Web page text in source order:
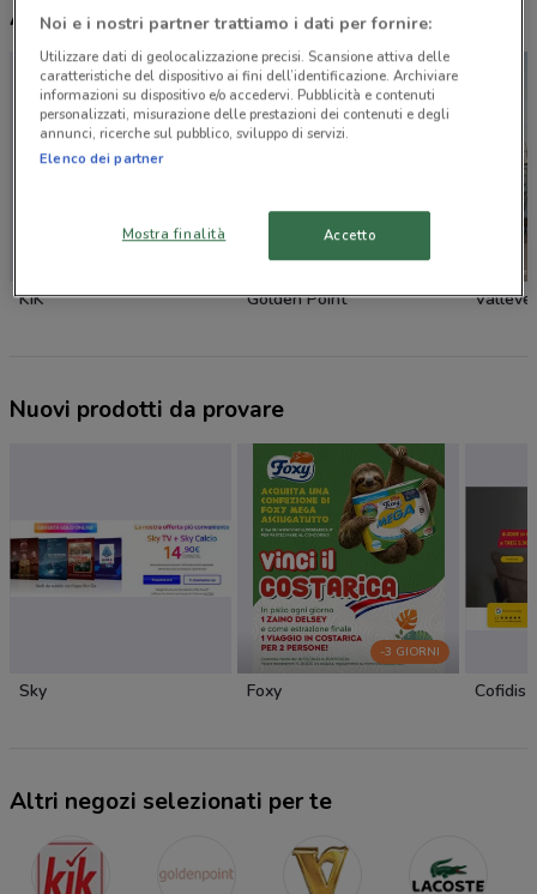
Altri volantini nelle vicinanze
KiK Golden Point
Nuovi prodotti da provare
Sky
-3 GIORNI
Foxy Cofidis
Altri negozi selezionati per te
Noi e i nostri partner trattiamo i dati per fornire:
Utilizzare dati di geolocalizzazione precisi. Scansione attiva delle
caratteristiche del dispositivo ai fini dell’identificazione. Archiviare
informazioni su dispositivo e/o accedervi. Pubblicità e contenuti
personalizzati, misurazione delle prestazioni dei contenuti e degli
annunci, ricerche sul pubblico, sviluppo di servizi.
Elenco dei partner
Mostra finalità Accetto